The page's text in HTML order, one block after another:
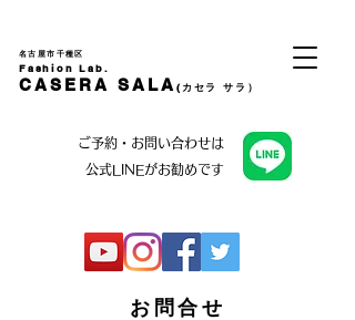
名古屋市千種区
Fashion Lab.
CASERA SALA (カセラ サラ）
ご予約・お問い合わせは
公式LINEがお勧めです
​お問合せ